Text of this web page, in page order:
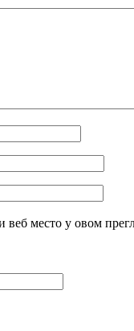
веб место у овом